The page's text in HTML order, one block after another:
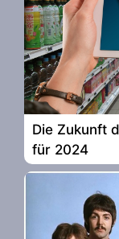
Die Zukunft
für 2024